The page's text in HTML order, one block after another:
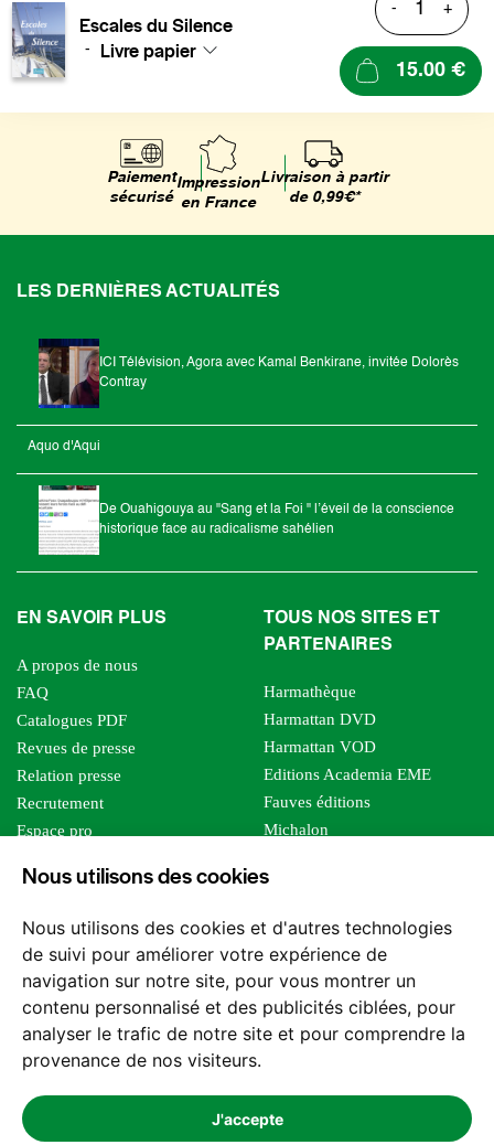
Nous utilisons des cookies
Nous utilisons des cookies et d'autres technologies
de suivi pour améliorer votre expérience de
navigation sur notre site, pour vous montrer un
contenu personnalisé et des publicités ciblées, pour
analyser le trafic de notre site et pour comprendre la
provenance de nos visiteurs.
J'accepte
Escales du Silence
- Livre papier
- +
15.00 €
Paiement
sécurisé
Impression
en France
Livraison à partir
de 0,99€*
LES DERNIÈRES ACTUALITÉS
ICI Télévision, Agora avec Kamal Benkirane, invitée Dolorès
Contray
Aquo d'Aqui
De Ouahigouya au "Sang et la Foi " l’éveil de la conscience
historique face au radicalisme sahélien
EN SAVOIR PLUS
A propos de nous
FAQ
Catalogues PDF
Revues de presse
Relation presse
Recrutement
Espace pro
Foreign rights
TOUS NOS SITES ET
PARTENAIRES
Harmathèque
Harmattan DVD
Harmattan VOD
Editions Academia EME
Fauves éditions
Michalon
Editions Sutton
Les impliqués
Tous les éditeurs
Nos structures
Nous contacter